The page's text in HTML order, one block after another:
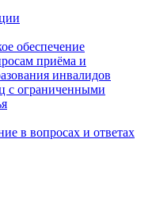
обеспечение
приёма и
инвалидов
с ограниченными
в вопросах и ответах